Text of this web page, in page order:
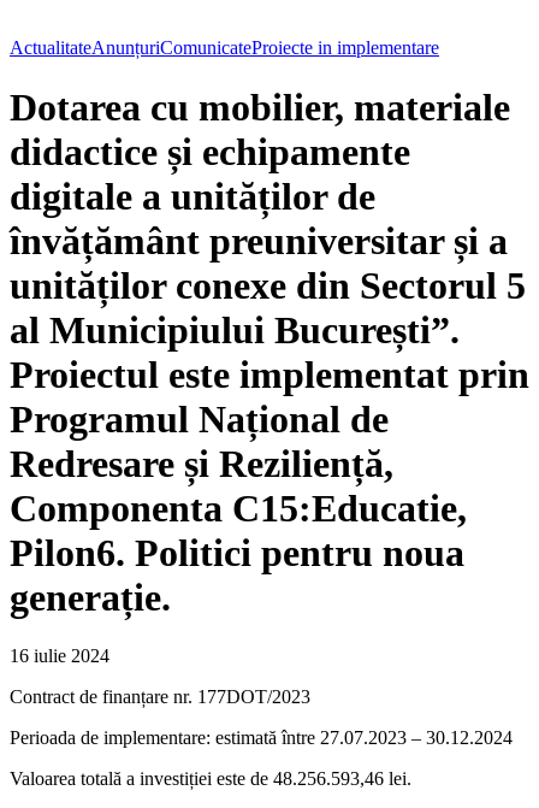
ActualitateAnunțuriComunicateProiecte in implementare
Dotarea cu mobilier, materiale
didactice și echipamente
digitale a unităților de
învățământ preuniversitar și a
unităților conexe din Sectorul 5
al Municipiului București”.
Proiectul este implementat prin
Programul Național de
Redresare și Reziliență,
Componenta C15:Educatie,
Pilon6. Politici pentru noua
generație.
16 iulie 2024
Contract de finanțare nr. 177DOT/2023
Perioada de implementare: estimată între 27.07.2023 – 30.12.2024
Valoarea totală a investiției este de 48.256.593,46 lei.